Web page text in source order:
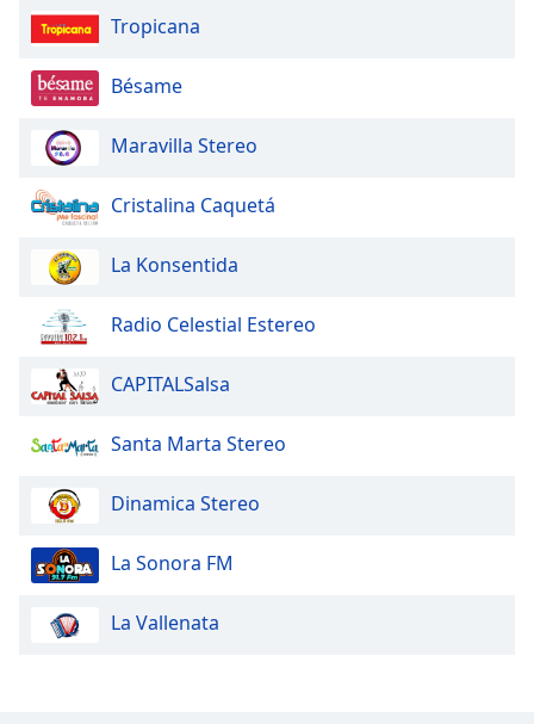
Tropicana
Bésame
Maravilla Stereo
Cristalina Caquetá
La Konsentida
Radio Celestial Estereo
CAPITALSalsa
Santa Marta Stereo
Dinamica Stereo
La Sonora FM
La Vallenata